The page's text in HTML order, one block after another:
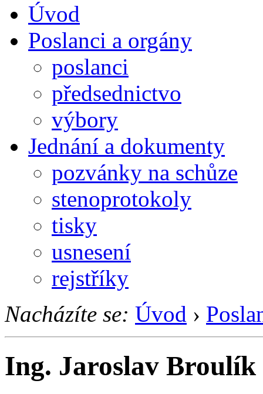
Úvod
Poslanci a orgány
poslanci
předsednictvo
výbory
Jednání a dokumenty
pozvánky na schůze
stenoprotokoly
tisky
usnesení
rejstříky
Nacházíte se: Úvod ›
Ing. Jaroslav Broulík